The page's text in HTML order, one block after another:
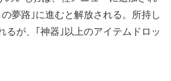
夢路｣に進むと解放される。所持し
るが、｢神器｣以上のアイテムドロッ